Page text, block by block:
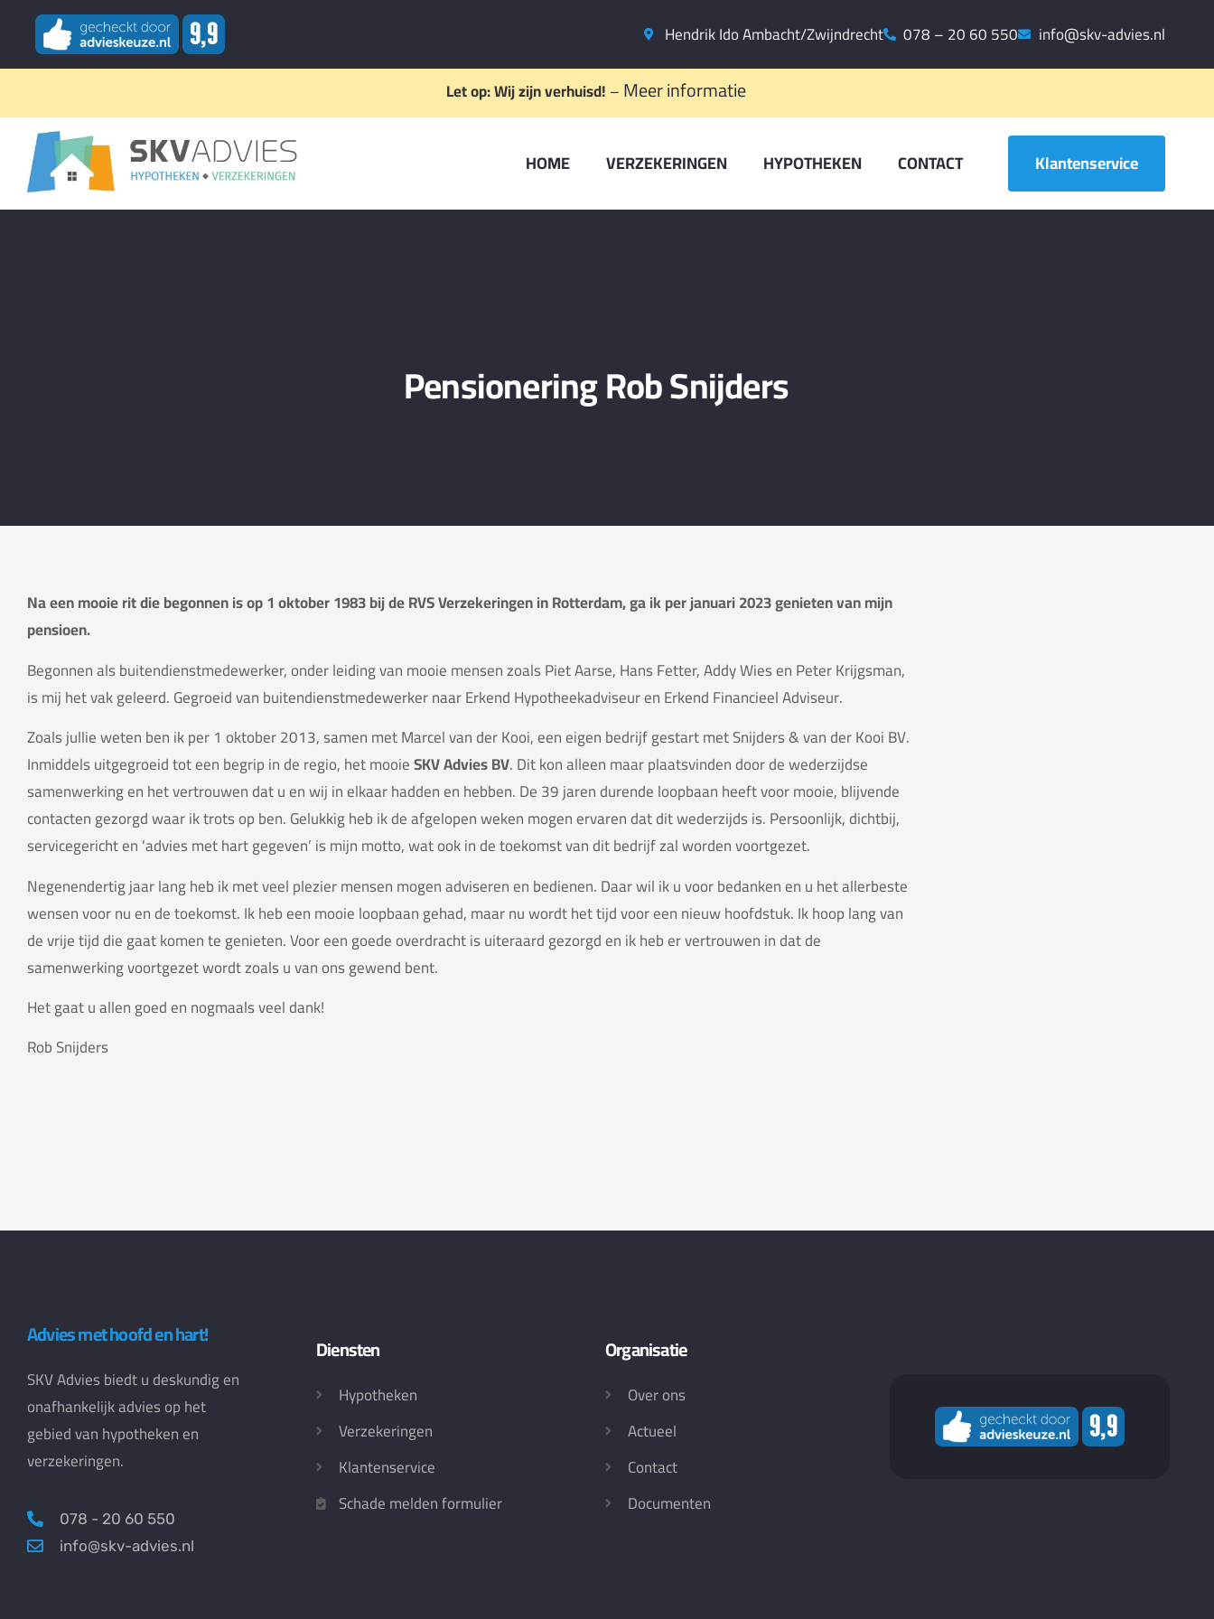
Hendrik Ido Ambacht/Zwijndrecht 078 – 20 60 550
info@skv-advies.nl
Let op: Wij zijn verhuisd!–Meer informatie
HOME VERZEKERINGEN HYPOTHEKEN CONTACT Klantenservice
Pensionering Rob Snijders
Na een mooie rit die begonnen is op 1 oktober 1983 bij de RVS Verzekeringen in Rotterdam, ga ik per januari 2023 genieten van mijn
pensioen.
Begonnen als buitendienstmedewerker, onder leiding van mooie mensen zoals Piet Aarse, Hans Fetter, Addy Wies en Peter Krijgsman,
is mij het vak geleerd. Gegroeid van buitendienstmedewerker naar Erkend Hypotheekadviseur en Erkend Financieel Adviseur.
Zoals jullie weten ben ik per 1 oktober 2013, samen met Marcel van der Kooi, een eigen bedrijf gestart met Snijders & van der Kooi BV.
Inmiddels uitgegroeid tot een begrip in de regio, het mooieSKV Advies BV. Dit kon alleen maar plaatsvinden door de wederzijdse
samenwerking en het vertrouwen dat u en wij in elkaar hadden en hebben. De 39 jaren durende loopbaan heeft voor mooie, blijvende
contacten gezorgd waar ik trots op ben. Gelukkig heb ik de afgelopen weken mogen ervaren dat dit wederzijds is. Persoonlijk, dichtbij,
servicegericht en ‘advies met hart gegeven’ is mijn motto, wat ook in de toekomst van dit bedrijf zal worden voortgezet.
Negenendertig jaar lang heb ik met veel plezier mensen mogen adviseren en bedienen. Daar wil ik u voor bedanken en u het allerbeste
wensen voor nu en de toekomst. Ik heb een mooie loopbaan gehad, maar nu wordt het tijd voor een nieuw hoofdstuk. Ik hoop lang van
de vrije tijd die gaat komen te genieten. Voor een goede overdracht is uiteraard gezorgd en ik heb er vertrouwen in dat de
samenwerking voortgezet wordt zoals u van ons gewend bent.
Het gaat u allen goed en nogmaals veel dank!
Rob Snijders
Advies met hoofd en hart!
SKV Advies biedt u deskundig en
onafhankelijk advies op het
gebied van hypotheken en
verzekeringen.
078 - 20 60 550
info@skv-advies.nl
Diensten
Hypotheken
Verzekeringen
Klantenservice
Schade melden formulier
Organisatie
Over ons
Actueel
Contact
Documenten